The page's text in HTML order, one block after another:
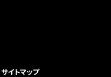
サイトマップ